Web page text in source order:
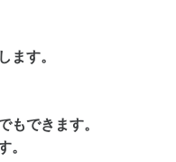
ます。
もできます。
。